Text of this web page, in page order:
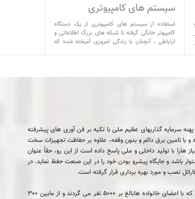
سیستم های کامپیوتری
استفاده از سیستم های کامپیوتری از یک دستگاه
کامپیوتر خانگی گرفته تا شبکه های بزرگ اطلاعاتی و
ارتباطی ، آنچنان با زندگی امروزی آمیخته شده که
آنها در پهنه سرمايه گذاريهاى عظيم ملى با تکیه بر فن آوری های پیشرفته
و با تامین برق دائم و بدون وقفه، علاوه بر حفاظت تجهیزات سخت
هارا با تولید داخلی و ملی پاسخ داده است از این رو، حقاً عنوان
و نوآوری، بر شعار همیشگی خود استوار باشد و جایگاه پیشرو بودن خود را در این صنعت حفظ نماید. در
- هم اکنون شرکت فاراتل یک مجموعه 1000 نفری را شامل پرسنل خود و شبکه نمایندگی ها، فروش و خدمات پس از فروش و نیز تامین کنندگان در سراسر کشور دارد که با اعضای خانواده هابالغ بر 5000 نفر می گردند و از مابین 300